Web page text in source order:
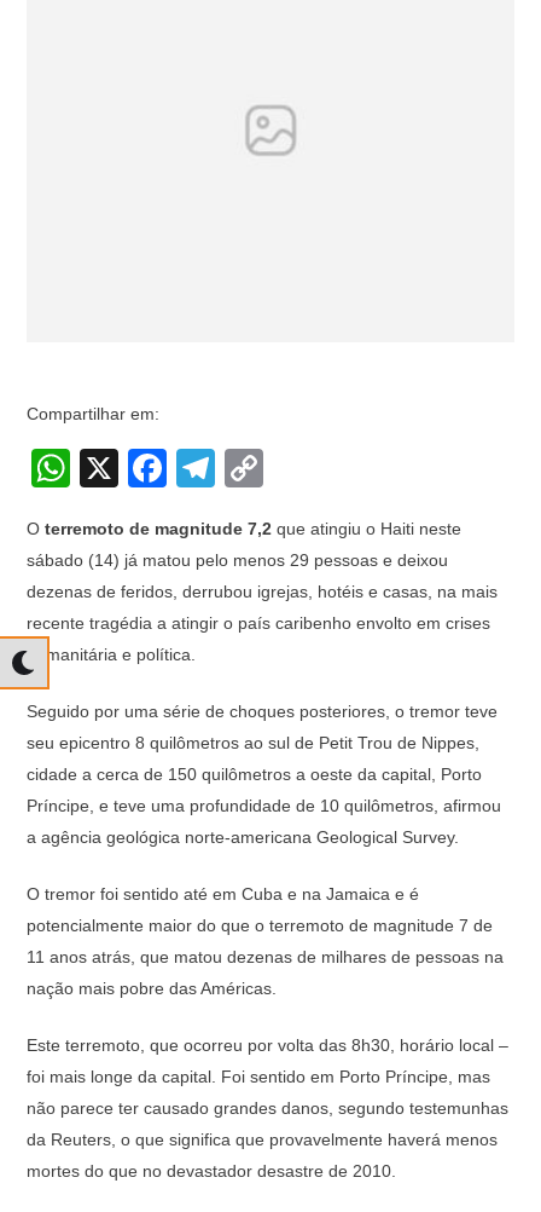
Compartilhar em:
W
at
s
A
p
p
X
F
c
e
b
o
o
k
T
e
gr
a
p
y
Li
k
O terremoto de magnitude 7,2 que atingiu o Haiti neste
sábado (14) já matou pelo menos 29 pessoas e deixou
dezenas de feridos, derrubou igrejas, hotéis e casas, na mais
recente tragédia a atingir o país caribenho envolto em crises
humanitária e política.
Seguido por uma série de choques posteriores, o tremor teve
seu epicentro 8 quilômetros ao sul de Petit Trou de Nippes,
cidade a cerca de 150 quilômetros a oeste da capital, Porto
Príncipe, e teve uma profundidade de 10 quilômetros, afirmou
a agência geológica norte-americana Geological Survey.
O tremor foi sentido até em Cuba e na Jamaica e é
potencialmente maior do que o terremoto de magnitude 7 de
11 anos atrás, que matou dezenas de milhares de pessoas na
nação mais pobre das Américas.
Este terremoto, que ocorreu por volta das 8h30, horário local –
foi mais longe da capital. Foi sentido em Porto Príncipe, mas
não parece ter causado grandes danos, segundo testemunhas
da Reuters, o que significa que provavelmente haverá menos
mortes do que no devastador desastre de 2010.